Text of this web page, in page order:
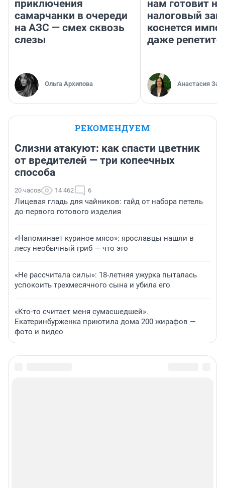
приключения
самарчанки в очереди
на АЗС — смех сквозь
слезы
Ольга Архипова
нам готовит
налоговый
коснется
даже
Анастасия
РЕКОМЕНДУЕМ
Слизни атакуют: как спасти цветник
от вредителей — три копеечных
способа
20 часов 14 462 6
Лицевая гладь для чайников: гайд от набора петель
до первого готового изделия
«Напоминает куриное мясо»: ярославцы нашли в
лесу необычный гриб — что это
«Не рассчитала силы»: 18-летняя ужурка пыталась
успокоить трехмесячного сына и убила его
«Кто-то считает меня сумасшедшей».
Екатеринбурженка приютила дома 200 жирафов —
фото и видео